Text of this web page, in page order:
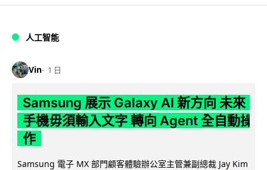
人工智能
Vin 1 日
Samsung 展示 Galaxy AI 新方向 未來
手機毋須輸入文字 轉向 Agent 全自動操
作
Samsung 電子 MX 部門顧客體驗辦公室主管兼副總裁 Jay Kim